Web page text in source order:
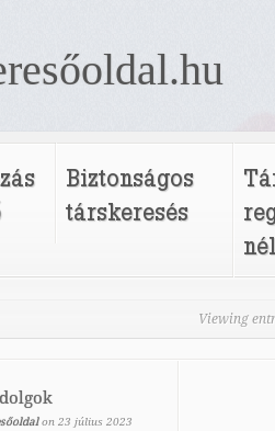
Biztonságos
társkeresés
Viewing
on 23 július 2023